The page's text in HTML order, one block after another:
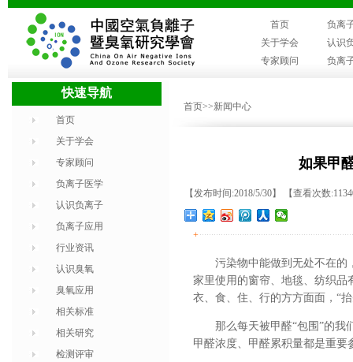
首页
负离
关于学会
认识
专家顾问
负离
快速导航
首页
关于学会
专家顾问
负离子医学
认识负离子
负离子应用
行业资讯
认识臭氧
臭氧应用
相关标准
相关研究
检测评审
首页>>新闻中心
如果甲
【发布时间:2018/5/30】 【查看次数
+
污染物中能做到无处不在的
家里使用的窗帘、地毯、纺织
衣、食、住、行的方方面面，“
那么每天被甲醛“包围”的我
甲醛浓度、甲醛累积量都是重要